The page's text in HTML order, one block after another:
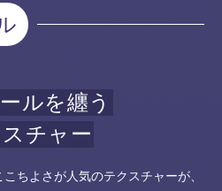
ルを纏う
チャー
ちよさが人気のテクスチャーが、